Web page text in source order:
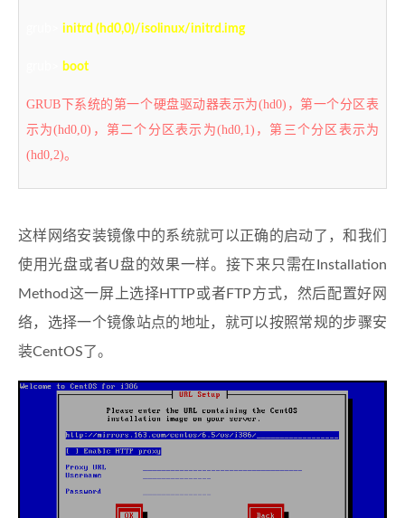
initrd (hd0,0)/isolinux/initrd.img
boot
GRUB下系统的第一个硬盘驱动器表示为(hd0)，第一个分区表
示为(hd0,0)，第二个分区表示为(hd0,1)，第三个分区表示为
(hd0,2)。
这样网络安装镜像中的系统就可以正确的启动了，和我们
使用光盘或者U盘的效果一样。接下来只需在Installation
Method这一屏上选择HTTP或者FTP方式，然后配置好网
络，选择一个镜像站点的地址，就可以按照常规的步骤安
装CentOS了。